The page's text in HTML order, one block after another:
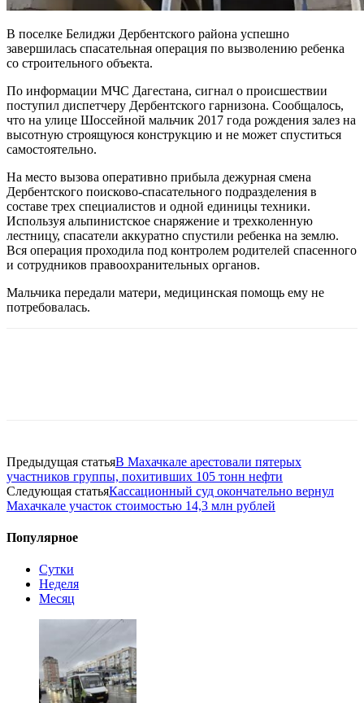
В поселке Белиджи Дербентского района успешно
завершилась спасательная операция по вызволению ребенка
со строительного объекта.
По информации МЧС Дагестана, сигнал о происшествии
поступил диспетчеру Дербентского гарнизона. Сообщалось,
что на улице Шоссейной мальчик 2017 года рождения залез на
высотную строящуюся конструкцию и не может спуститься
самостоятельно.
На место вызова оперативно прибыла дежурная смена
Дербентского поисково-спасательного подразделения в
составе трех специалистов и одной единицы техники.
Используя альпинистское снаряжение и трехколенную
лестницу, спасатели аккуратно спустили ребенка на землю.
Вся операция проходила под контролем родителей спасенного
и сотрудников правоохранительных органов.
Мальчика передали матери, медицинская помощь ему не
потребовалась.
Предыдущая статьяВ Махачкале арестовали пятерых
участников группы, похитивших 105 тонн нефти
Следующая статьяКассационный суд окончательно вернул
Махачкале участок стоимостью 14,3 млн рублей
Популярное
Сутки
Неделя
Месяц